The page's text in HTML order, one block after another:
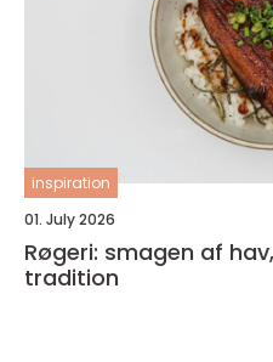
inspiration
01. July 2026
Røgeri: smagen af
tradition